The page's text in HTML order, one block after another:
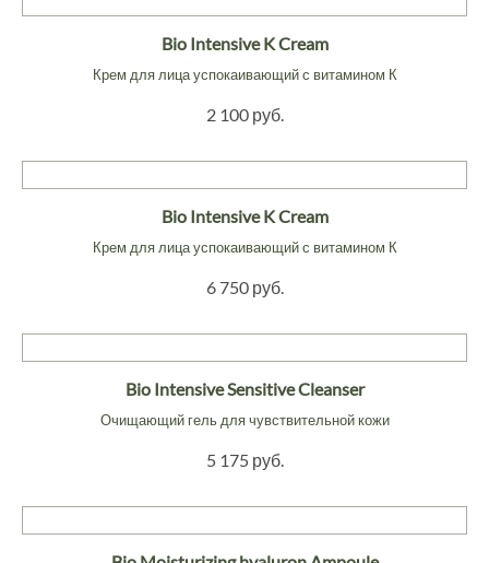
Bio Intensive K Cream
Крем для лица успокаивающий с витамином К
2 100 руб.
Bio Intensive K Cream
Крем для лица успокаивающий с витамином К
6 750 руб.
Bio Intensive Sensitive Cleanser
Очищающий гель для чувствительной кожи
5 175 руб.